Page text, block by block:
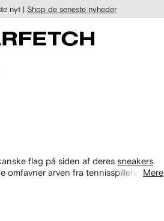
nyt | Shop de seneste nyheder
flag på siden af deres sneakers.
omfavner arven fra tennisspilleren Bob
Mere